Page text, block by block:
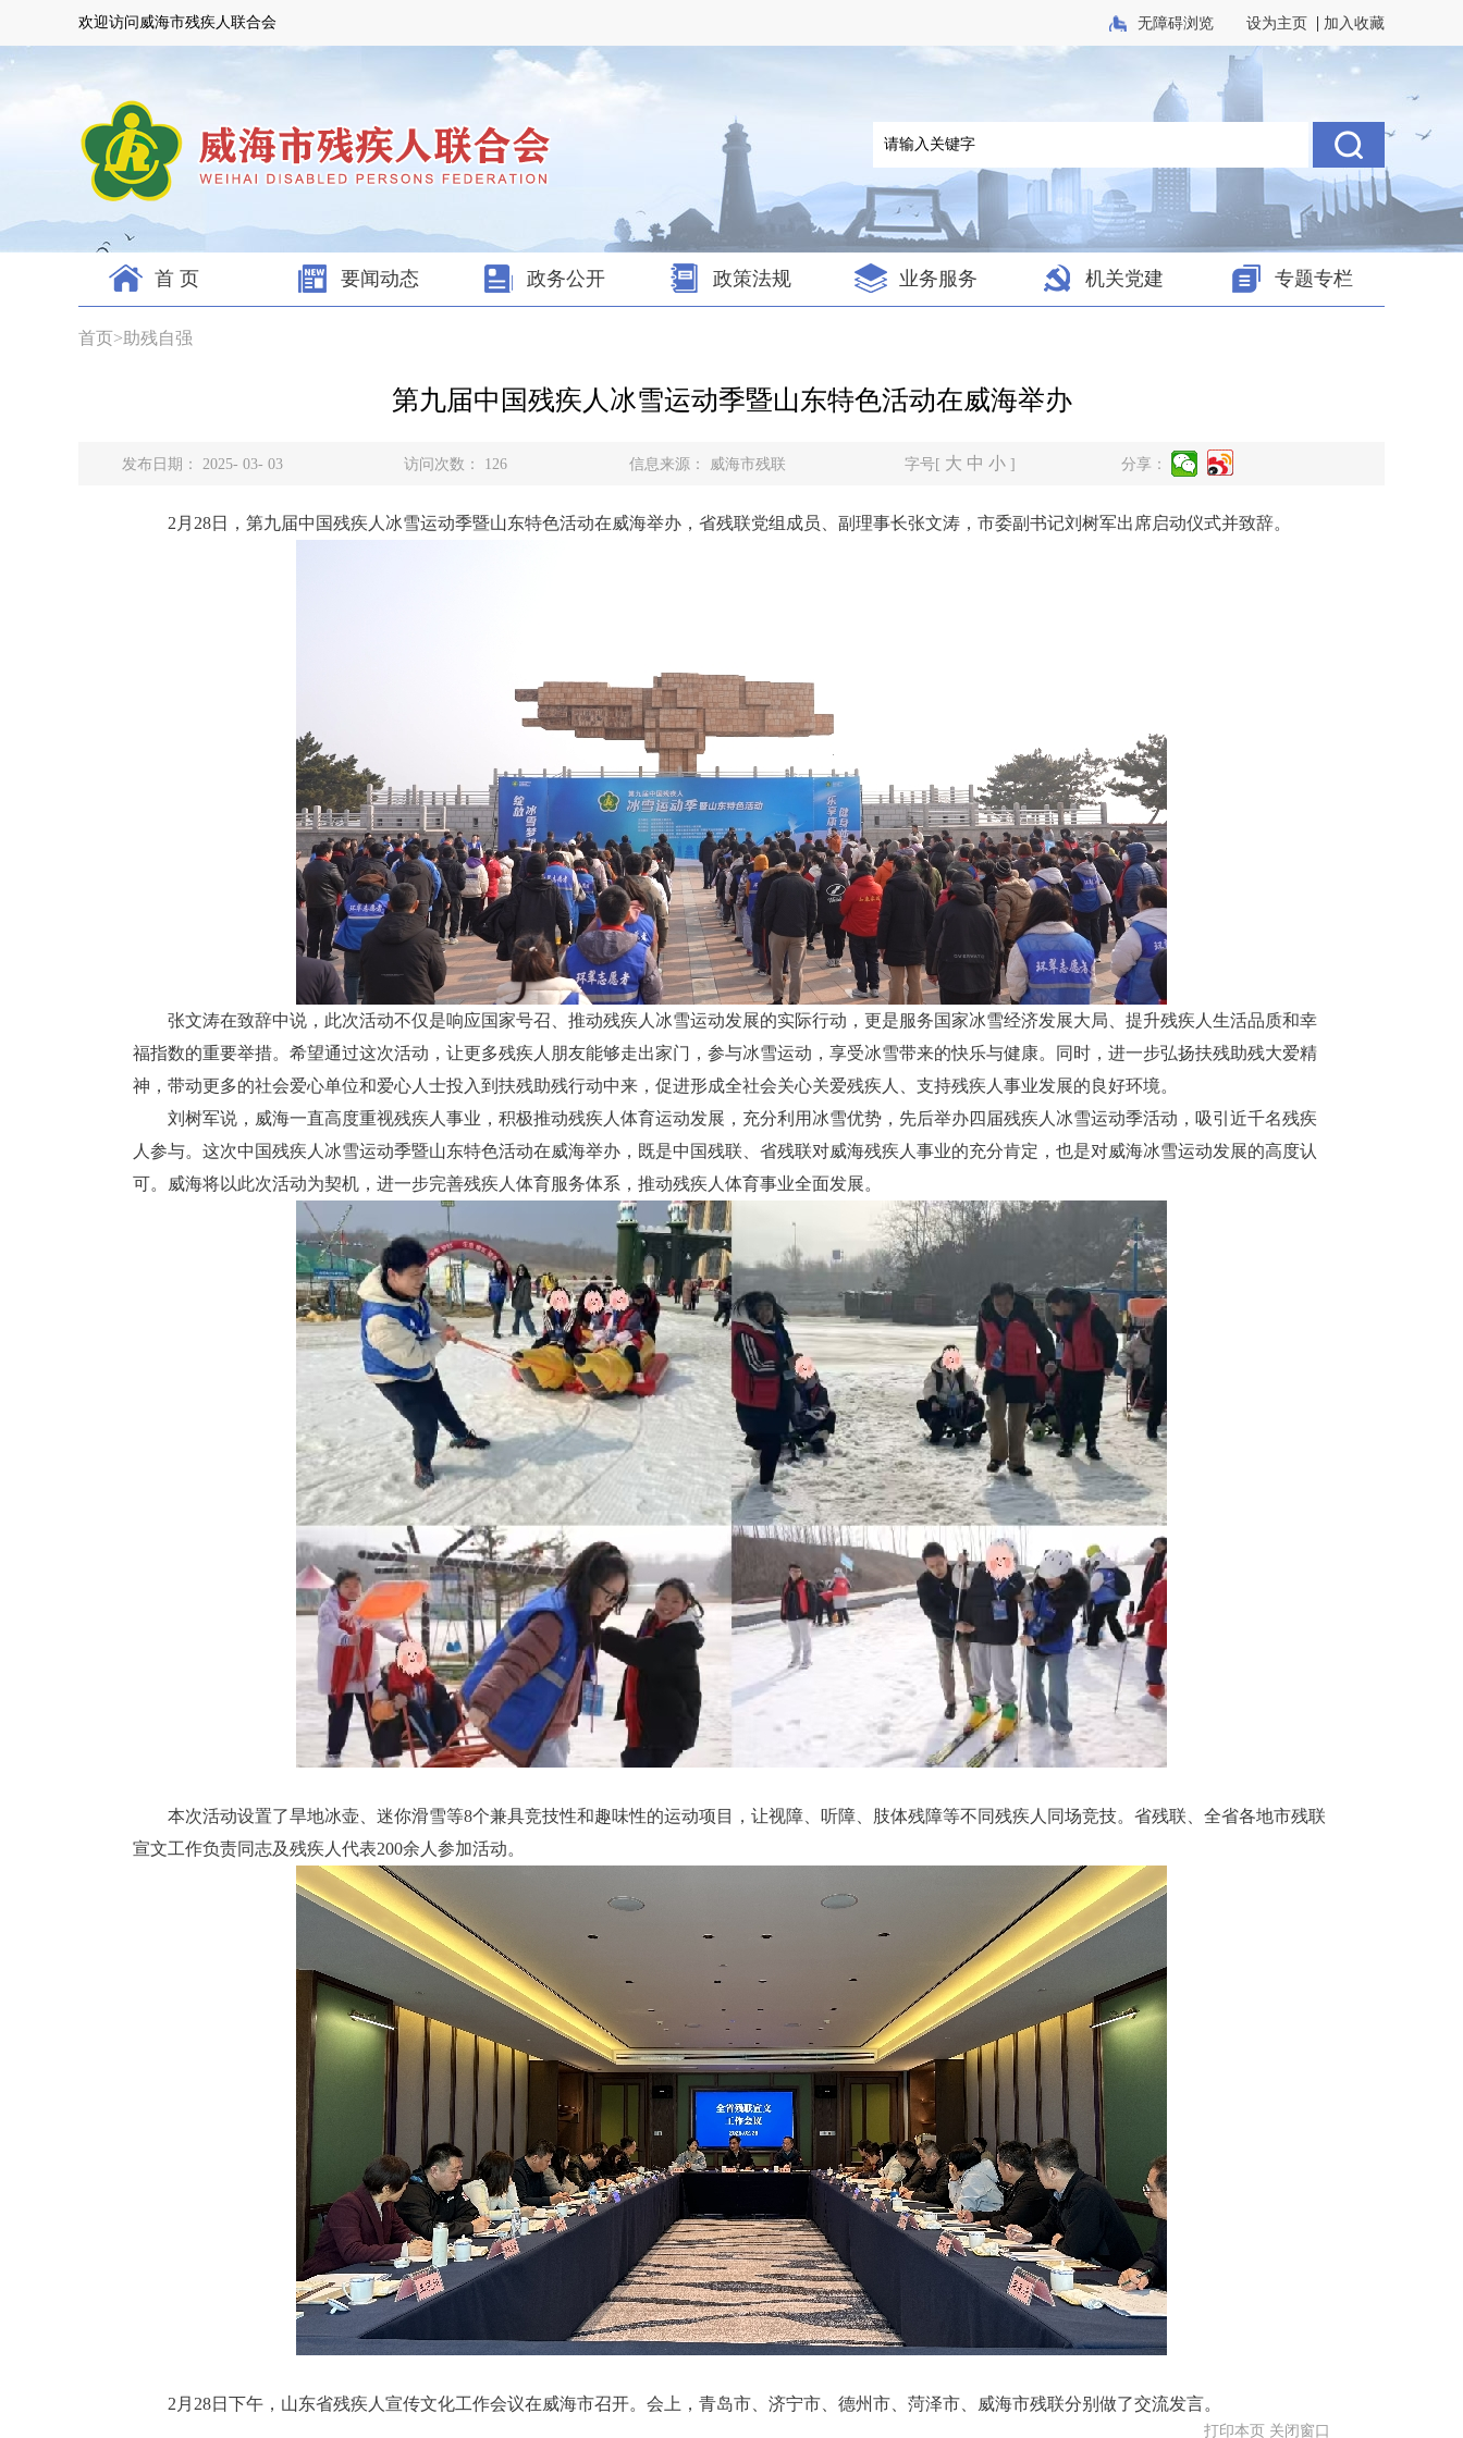
欢迎访问威海市残疾人联合会 无障碍浏览 设为主页 | 加入收藏
首 页 要闻动态 政务公开 政策法规 业务服务 机关党建 专题专栏
首页>助残自强
第九届中国残疾人冰雪运动季暨山东特色活动在威海举办
发布日期： 2025- 03- 03 访问次数： 126 信息来源： 威海市残联 字号[ 大 中 小 ] 分享：
2月28日，第九届中国残疾人冰雪运动季暨山东特色活动在威海举办，省残联党组成员、副理事长张文涛，市委副书记刘树军出席启动仪式并致辞。
张文涛在致辞中说，此次活动不仅是响应国家号召、推动残疾人冰雪运动发展的实际行动，更是服务国家冰雪经济发展大局、提升残疾人生活品质和幸
福指数的重要举措。希望通过这次活动，让更多残疾人朋友能够走出家门，参与冰雪运动，享受冰雪带来的快乐与健康。同时，进一步弘扬扶残助残大爱精
神，带动更多的社会爱心单位和爱心人士投入到扶残助残行动中来，促进形成全社会关心关爱残疾人、支持残疾人事业发展的良好环境。
刘树军说，威海一直高度重视残疾人事业，积极推动残疾人体育运动发展，充分利用冰雪优势，先后举办四届残疾人冰雪运动季活动，吸引近千名残疾
人参与。这次中国残疾人冰雪运动季暨山东特色活动在威海举办，既是中国残联、省残联对威海残疾人事业的充分肯定，也是对威海冰雪运动发展的高度认
可。威海将以此次活动为契机，进一步完善残疾人体育服务体系，推动残疾人体育事业全面发展。
本次活动设置了旱地冰壶、迷你滑雪等8个兼具竞技性和趣味性的运动项目，让视障、听障、肢体残障等不同残疾人同场竞技。省残联、全省各地市残联
宣文工作负责同志及残疾人代表200余人参加活动。
2月28日下午，山东省残疾人宣传文化工作会议在威海市召开。会上，青岛市、济宁市、德州市、菏泽市、威海市残联分别做了交流发言。
打印本页 关闭窗口